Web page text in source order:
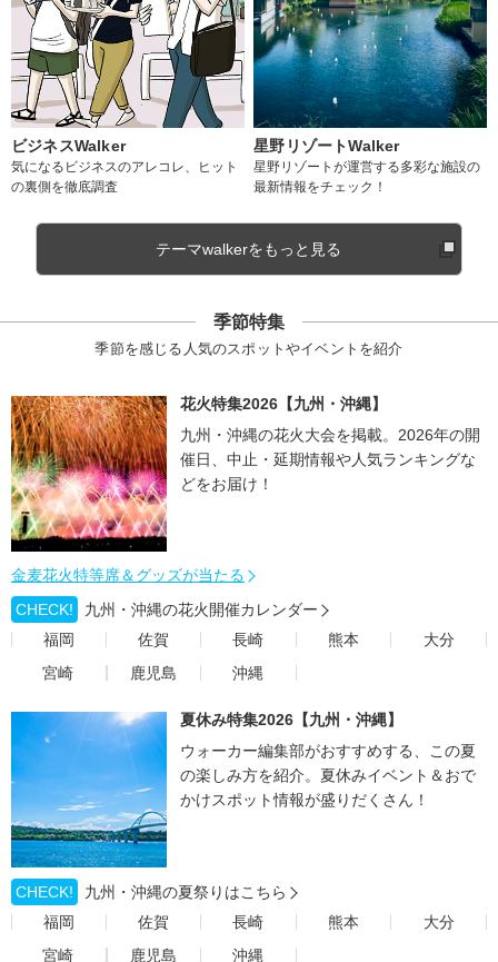
ビジネスWalker
気になるビジネスのアレコレ、ヒット
の裏側を徹底調査
星野リゾートWalker
星野リゾートが運営する多彩な施設の
最新情報をチェック！
テーマwalkerをもっと見る
季節特集
季節を感じる人気のスポットやイベントを紹介
花火特集2026【九州・沖縄】
九州・沖縄の花火大会を掲載。2026年の開
催日、中止・延期情報や人気ランキングな
どをお届け！
金麦花火特等席＆グッズが当たる
CHECK!
九州・沖縄の花火開催カレンダー
福岡
佐賀 長崎 熊本
大分
宮崎
鹿児島 沖縄
夏休み特集2026【九州・沖縄】
ウォーカー編集部がおすすめする、この夏
の楽しみ方を紹介。夏休みイベント＆おで
かけスポット情報が盛りだくさん！
CHECK!
九州・沖縄の夏祭りはこちら
福岡
佐賀 長崎 熊本
大分
宮崎
鹿児島 沖縄